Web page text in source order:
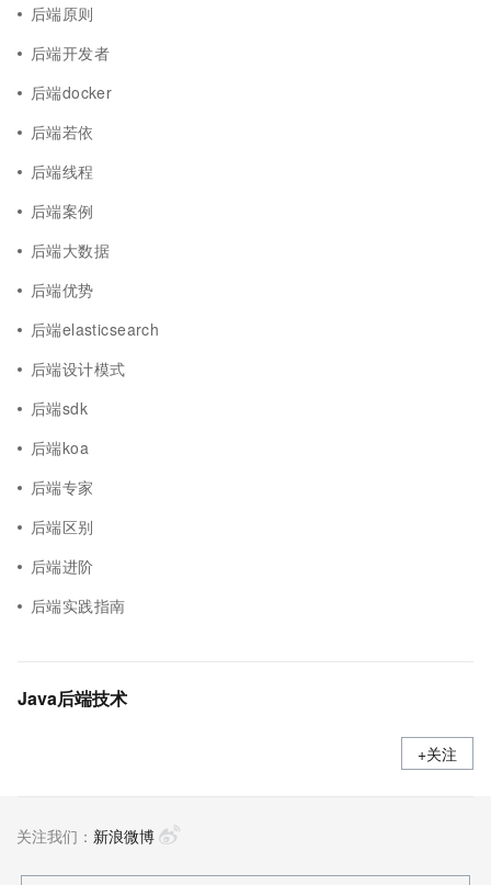
后端原则
后端开发者
后端docker
后端若依
后端线程
后端案例
后端大数据
后端优势
后端elasticsearch
后端设计模式
后端sdk
后端koa
后端专家
后端区别
后端进阶
后端实践指南
Java后端技术
+关注
关注我们： 新浪微博